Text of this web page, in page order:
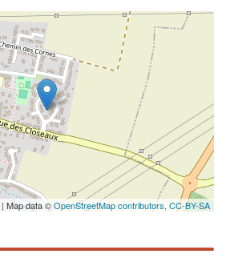
| Map data ©OpenStreetMap contributors, CC-BY-SA